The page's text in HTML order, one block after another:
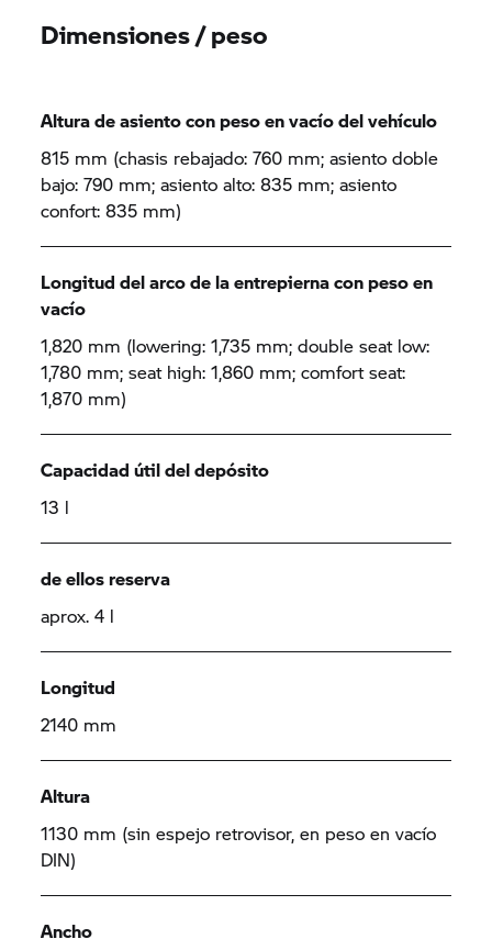
Dimensiones / peso
Altura de asiento con peso en vacío del vehículo
815 mm (chasis rebajado: 760 mm; asiento doble
bajo: 790 mm; asiento alto: 835 mm; asiento
confort: 835 mm)
Longitud del arco de la entrepierna con peso en
vacío
1,820 mm (lowering: 1,735 mm; double seat low:
1,780 mm; seat high: 1,860 mm; comfort seat:
1,870 mm)
Capacidad útil del depósito
13 l
de ellos reserva
aprox. 4 l
Longitud
2140 mm
Altura
1130 mm (sin espejo retrovisor, en peso en vacío
DIN)
Ancho